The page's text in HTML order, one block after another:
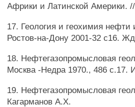
Африки и Латинской Америки.
17. Геология и геохимия
Ростов-на-Дону 2001-32 с16.
18. Нефтегазопромысловая
Москва -Недра 1970., 486 с.17.
19. Нефтегазопромысловая
Кагарманов А.Х.